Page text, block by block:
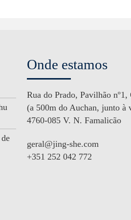
Onde estamos
Rua do Prado, Pavilhão nº1,
(a 500m do Auchan, junto à
4760-085 V. N. Famalicão
geral@jing-she.com
+351 252 042 772